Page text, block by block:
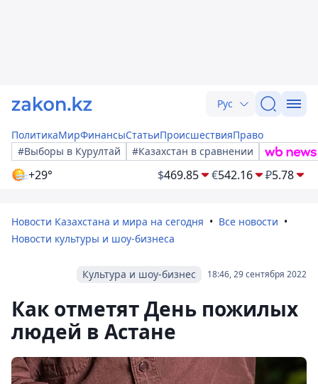
Рус
ПолитикаМирФинансыСтатьиПроисшествияПраво
#Выборы в Курултай
#Казахстан в сравнении
+29° $469.85 €542.16 ₽5.78
Новости Казахстана и мира на сегодня
Все новости
Новости культуры и шоу-бизнеса
18:46, 29 сентября 2022
Культура и шоу-бизнес
Как отметят День пожилых
людей в Астане